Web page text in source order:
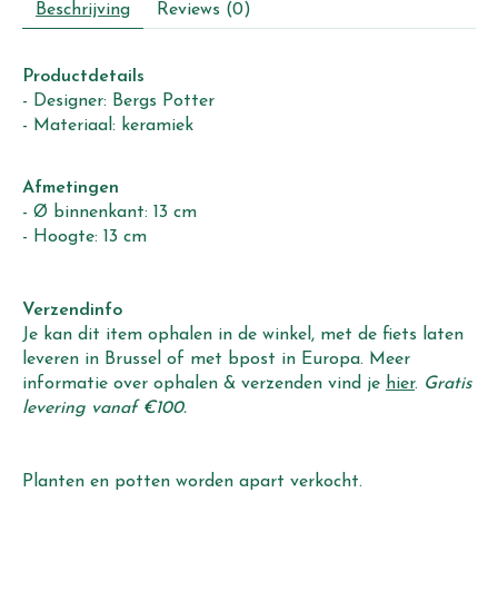
Beschrijving Reviews (0)
Productdetails
- Designer: Bergs Potter
- Materiaal: keramiek
Afmetingen
- Ø binnenkant: 13 cm
- Hoogte: 13 cm
Verzendinfo
Je kan dit item ophalen in de winkel, met de fiets laten
leveren in Brussel of met bpost in Europa. Meer
informatie over ophalen & verzenden vind je hier. Gratis
levering vanaf €100.
Planten en potten worden apart verkocht.